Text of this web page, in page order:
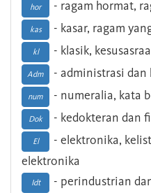
hor - ragam hormat,
kas - kasar, ragam
kl - klasik,
Adm - administrasi dan
num - numeralia, kata
Dok - kedokteran dan
El
- elektronika,
elektronika
Idt - perindustrian